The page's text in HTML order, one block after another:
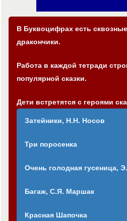
В Буквоцифрах есть
дракончики.
Работа в каждой тетради
популярной сказки.
Дети встретятся с героями
Затейники, Н.Н. Носов
Три поросенка
Очень голодная гусеница,
Багаж, С.Я. Маршак
Красная Шапочка